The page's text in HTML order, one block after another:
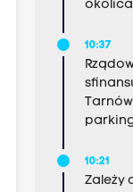
10:37
10:21
Zależy